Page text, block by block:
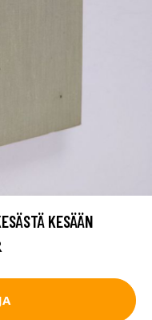
KESÄÄN